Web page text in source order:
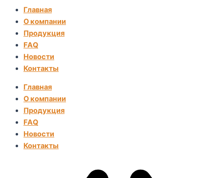
Главная
О компании
Продукция
FAQ
Новости
Контакты
Главная
О компании
Продукция
FAQ
Новости
Контакты